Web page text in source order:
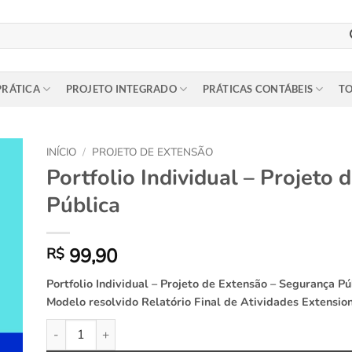
PROJETO INTEGRADO PRÁTICAS CONTÁBEIS
INÍCIO / PROJETO DE EXTENSÃO
Portfolio Individual – Projeto
Pública
R$ 99,90
Portfolio Individual – Projeto de Extensão – Segurança
Modelo resolvido Relatório Final de Atividades
Portfolio Individual - Projeto de Extensão - Segurança